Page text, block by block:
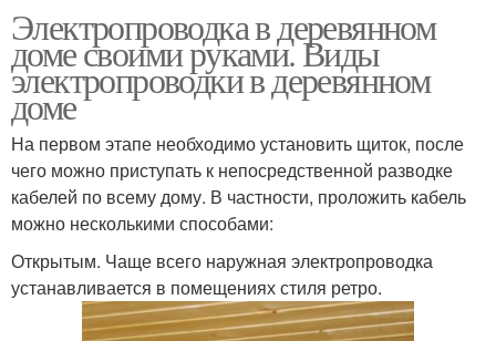
Электропроводка в деревянном
доме своими руками. Виды
электропроводки в деревянном
доме
На первом этапе необходимо установить щиток, после
чего можно приступать к непосредственной разводке
кабелей по всему дому. В частности, проложить кабель
можно несколькими способами:
Открытым. Чаще всего наружная электропроводка
устанавливается в помещениях стиля ретро.